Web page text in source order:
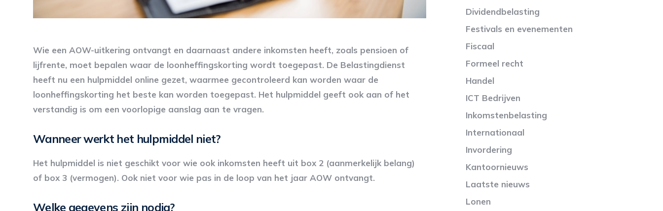
Wie een AOW-uitkering ontvangt en daarnaast andere inkomsten heeft, zoals pensioen of
lijfrente, moet bepalen waar de loonheffingskorting wordt toegepast. De Belastingdienst
heeft nu een hulpmiddel online gezet, waarmee gecontroleerd kan worden waar de
loonheffingskorting het beste kan worden toegepast. Het hulpmiddel geeft ook aan of het
verstandig is om een voorlopige aanslag aan te vragen.
Wanneer werkt het hulpmiddel niet?
Het hulpmiddel is niet geschikt voor wie ook inkomsten heeft uit box 2 (aanmerkelijk belang)
of box 3 (vermogen). Ook niet voor wie pas in de loop van het jaar AOW ontvangt.
Welke gegevens zijn nodig?
Dividendbelasting
Festivals en evenementen
Fiscaal
Formeel recht
Handel
ICT Bedrijven
Inkomstenbelasting
Internationaal
Invordering
Kantoornieuws
Laatste nieuws
Lonen